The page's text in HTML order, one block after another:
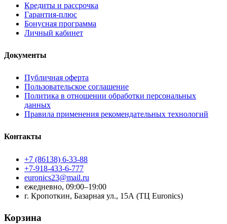
Кредиты и рассрочка
Гарантия-плюс
Бонусная программа
Личный кабинет
Документы
Публичная оферта
Пользовательское соглашение
Политика в отношении обработки персональных
данных
Правила применения рекомендательных технологий
Контакты
+7 (86138) 6-33-88
+7-918-433-6-777
euronics23@mail.ru
ежедневно, 09:00–19:00
г. Кропоткин, Базарная ул., 15А (ТЦ Euronics)
Корзина